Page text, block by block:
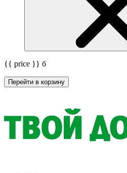
{{ price }} б
Перейти в корзину